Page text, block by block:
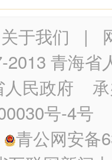
关于我们 |
2013 青海省
民政府 承
号-4号
青公网安备